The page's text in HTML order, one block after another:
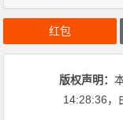
红包
版权声明：
14:28:36，